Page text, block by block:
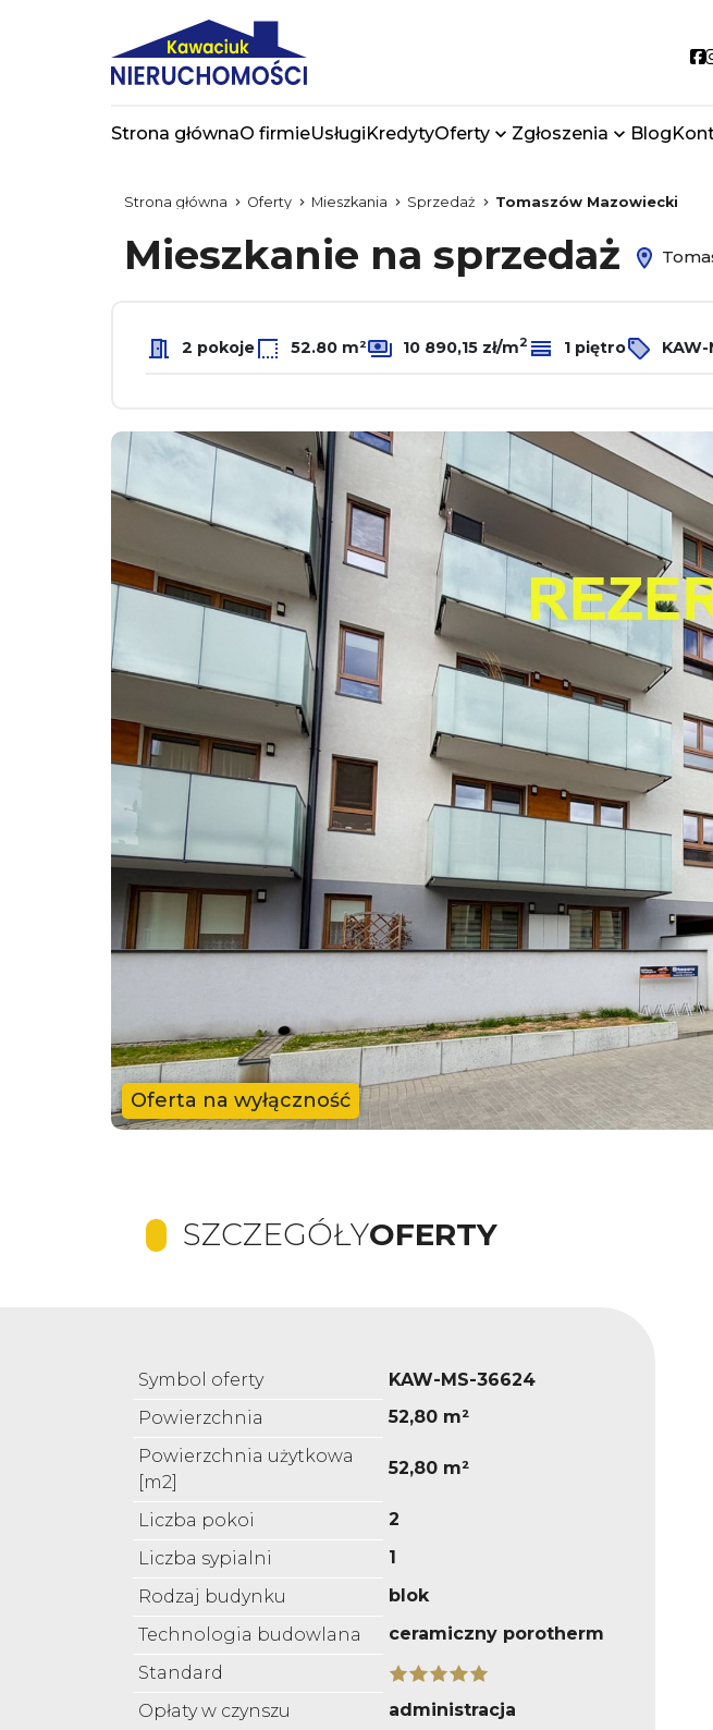
Strona głównaO firmieUsługiKredytyOferty Zgłoszenia Blog
Strona główna Oferty Mieszkania Sprzedaż Tomaszów Mazowiecki
Mieszkanie na sprzedaż
2 pokoje 52.80 m² 10 890,15 zł/m2 1 piętro
Oferta na wyłączność
SZCZEGÓŁYOFERTY
Symbol oferty
KAW-MS-36624
Powierzchnia
52,80 m²
Powierzchnia użytkowa
[m2]
52,80 m²
Liczba pokoi
2
Liczba sypialni
1
Rodzaj budynku
blok
Technologia budowlana
ceramiczny porotherm
Standard
Opłaty w czynszu
administracja